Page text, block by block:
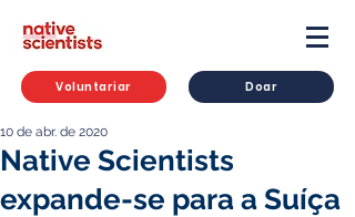
Voluntariar Doar
Native Scientists
expande-se para a Suíça
10 de abr. de 2020